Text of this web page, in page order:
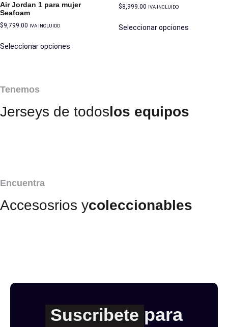
Air Jordan 1 para mujer
Seafoam
$9,799.00 IVA INCLUIDO
Seleccionar opciones
$8,999.00 IVA INCLUIDO
Seleccionar opciones
Tenemos
Jerseys de todoslos equipos
Encuentra
Accesosrios ycoleccionables
Suscribete para